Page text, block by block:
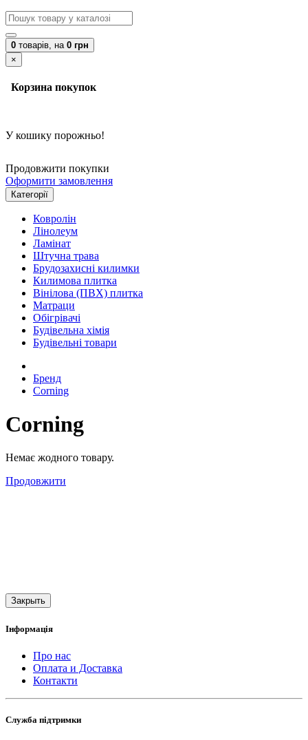
0 товарів, на 0 грн
×
Корзина покупок
У кошику порожньо!
Продовжити покупки
Оформити замовлення
Категорії
Ковролін
Лінолеум
Ламінат
Штучна трава
Брудозахисні килимки
Килимова плитка
Вінілова (ПВХ) плитка
Матраци
Обігрівачі
Будівельна хімія
Будівельні товари
Бренд
Corning
Corning
Немає жодного товару.
Продовжити
Закрыть
Інформація
Про нас
Оплата и Доставка
Контакти
Служба підтримки